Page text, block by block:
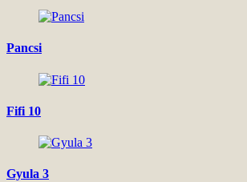
Pancsi
Fifi 10
Gyula 3